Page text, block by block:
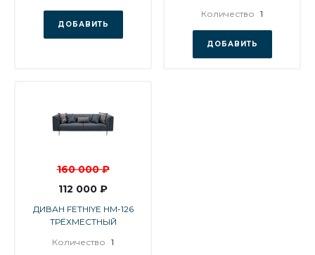
ДОБАВИТЬ
Количество 1
ДОБАВИТЬ
160 000 ₽
112 000 ₽
ДИВАН FETHIYE HM-126
ТРЁХМЕСТНЫЙ
Количество 1